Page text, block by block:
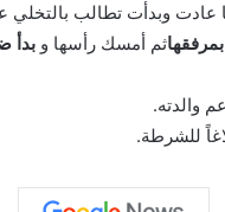
عادت وبدأت تطالب بالتخلي
ثم أمسك رأسها و بدأ
والدته.
للشرطة.